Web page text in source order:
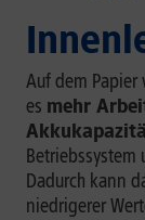
Auf dem Papier
es mehr
Betriebssystem
Dadurch kann
niedrigerer